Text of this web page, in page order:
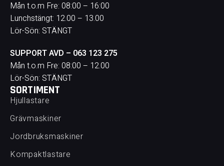
Mån t.o.m Fre: 08:00 – 16:00
Lunchstängt: 12.00 – 13.00
Lör-Sön: STÄNGT
SUPPORT AVD – 063 123 275
Mån t.o.m Fre: 08:00 – 12.00
Lör-Sön: STÄNGT
SORTIMENT
Hjullastare
Grävmaskiner
Jordbruksmaskiner
Kompaktlastare